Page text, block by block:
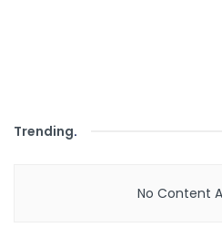
Trending.
No Content